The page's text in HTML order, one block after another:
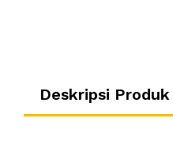
Deskripsi Produk